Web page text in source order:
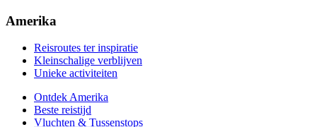
Amerika
Reisroutes ter inspiratie
Kleinschalige verblijven
Unieke activiteiten
Ontdek Amerika
Beste reistijd
Vluchten & Tussenstops